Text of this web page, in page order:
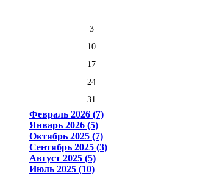
3
10
17
24
31
Февраль 2026 (7)
Январь 2026 (5)
Октябрь 2025 (7)
Сентябрь 2025 (3)
Август 2025 (5)
Июль 2025 (10)